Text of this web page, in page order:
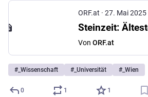
ORF.at · 27. Mai 2025
Von ORF.at
# _Wissenschaft # _Universität # _Wien
0 1 1